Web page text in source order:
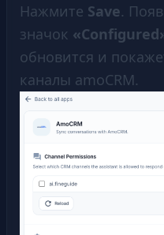
Нажмите Save.
значок
обновится и
каналы amoCRM.